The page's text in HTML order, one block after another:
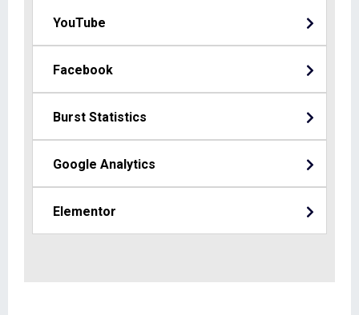
YouTube
Facebook
Burst Statistics
Google Analytics
Elementor